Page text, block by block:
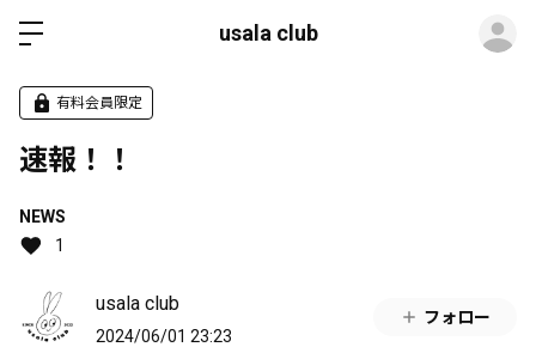
usala club
有料会員限定
速報！！
NEWS
1
usala club
2024/06/01 23:23
フォロー